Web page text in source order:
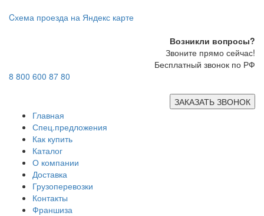
Cхема проезда на Яндекс карте
Возникли вопросы?
Звоните прямо сейчас!
Бесплатный звонок по РФ
8 800 600 87 80
ЗАКАЗАТЬ ЗВОНОК
Главная
Спец.предложения
Как купить
Каталог
О компании
Доставка
Грузоперевозки
Контакты
Франшиза